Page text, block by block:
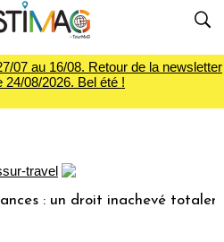
07 au 16/08. Retour de la newsletter
24/08/2026. Bel été !
: un droit inachevé